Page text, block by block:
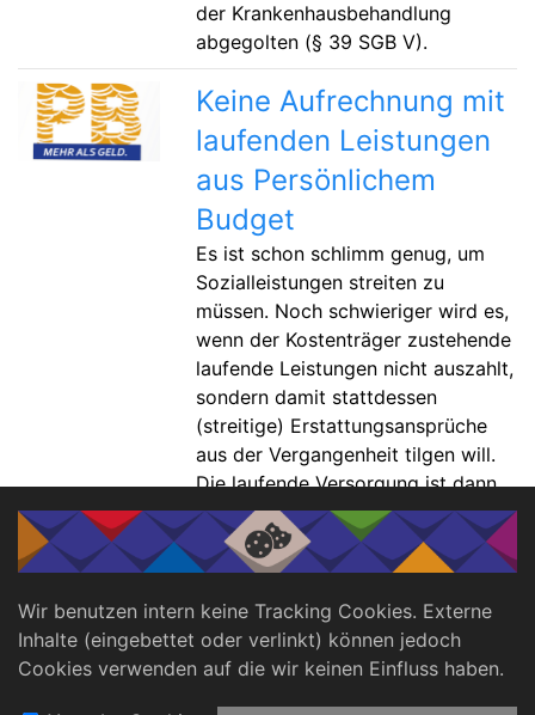
der Krankenhausbehandlung
abgegolten (§ 39 SGB V).
Keine Aufrechnung mit
laufenden Leistungen
aus Persönlichem
Budget
Es ist schon schlimm genug, um
Sozialleistungen streiten zu
müssen. Noch schwieriger wird es,
wenn der Kostenträger zustehende
laufende Leistungen nicht auszahlt,
sondern damit stattdessen
(streitige) Erstattungsansprüche
aus der Vergangenheit tilgen will.
Die laufende Versorgung ist dann
schnell gefährdet. Das
Sozialgericht Augsburg hat diese
Praxis in einem aktuellen Urteil
untersagt. Unser Rechtsexperte
Manuel Salomon hat sich das Urteil
genauer angesehen.
Wir benutzen intern keine Tracking Cookies. Externe
Inhalte (eingebettet oder verlinkt) können jedoch
Cookies verwenden auf die wir keinen Einfluss haben.